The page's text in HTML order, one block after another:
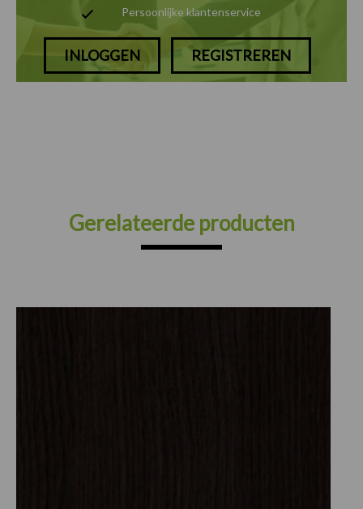
Persoonlijke klantenservice
INLOGGEN REGISTREREN
Gerelateerde producten